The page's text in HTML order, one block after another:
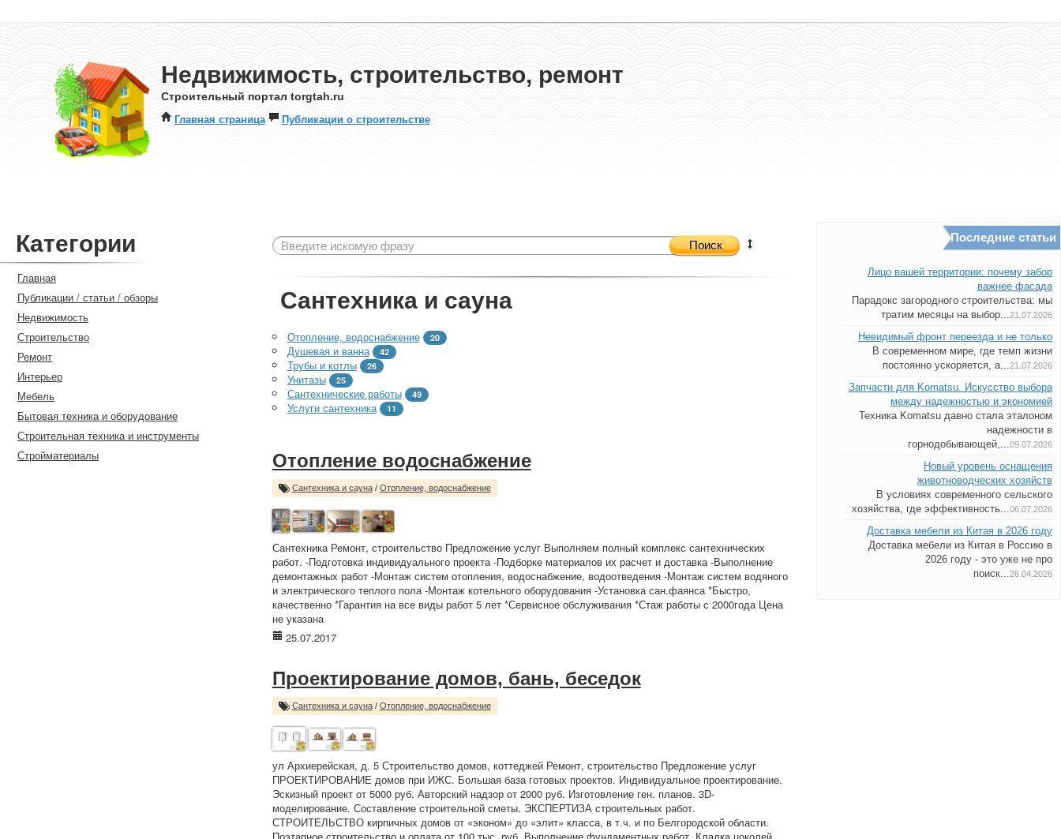
Недвижимость, строительство, ремонт
Строительный портал torgtah.ru
Главная страница Публикации о строительстве
Категории
Главная
Публикации / статьи / обзоры
Недвижимость
Строительство
Ремонт
Интерьер
Мебель
Бытовая техника и оборудование
Строительная техника и инструменты
Стройматериалы
Поиск
Сантехника и сауна
Отопление, водоснабжение 20
Душевая и ванна 42
Трубы и котлы 26
Унитазы 25
Сантехнические работы 49
Услуги сантехника 11
Отопление водоснабжение
Сантехника и сауна/ Отопление, водоснабжение
Сантехника Ремонт, строительство Предложение услуг Выполняем полный комплекс сантехнических
работ. -Подготовка индивидуального проекта -Подборке материалов их расчет и доставка -Выполнение
демонтажных работ -Монтаж систем отопления, водоснабжение, водоотведения -Монтаж систем водяного
и электрического теплого пола -Монтаж котельного оборудования -Установка сан.фаянса *Быстро,
качественно *Гарантия на все виды работ 5 лет *Сервисное обслуживания *Стаж работы с 2000года Цена
не указана
25.07.2017
Проектирование домов, бань, беседок
Сантехника и сауна/ Отопление, водоснабжение
ул Архиерейская, д. 5 Строительство домов, коттеджей Ремонт, строительство Предложение услуг
ПРОЕКТИРОВАНИЕ домов при ИЖС. Большая база готовых проектов. Индивидуальное проектирование.
Эскизный проект от 5000 руб. Авторский надзор от 2000 руб. Изготовление ген. планов. 3D-
моделирование. Составление строительной сметы. ЭКСПЕРТИЗА строительных работ.
СТРОИТЕЛЬСТВО кирпичных домов от «эконом» до «элит» класса, в т.ч. и по Белгородской области.
Последние статьи
Лицо вашей территории: почему забор
важнее фасада
Парадокс загородного строительства: мы
тратим месяцы на выбор...21.07.2026
Невидимый фронт переезда и не только
В современном мире, где темп жизни
постоянно ускоряется, а...21.07.2026
Запчасти для Komatsu. Искусство выбора
между надежностью и экономией
Техника Komatsu давно стала эталоном
надежности в
горнодобывающей,...09.07.2026
Новый уровень оснащения
животноводческих хозяйств
В условиях современного сельского
хозяйства, где эффективность...06.07.2026
Доставка мебели из Китая в 2026 году
Доставка мебели из Китая в Россию в
2026 году - это уже не про
поиск...26.04.2026